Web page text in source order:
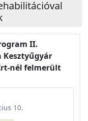
II.
nél felmerült
10.